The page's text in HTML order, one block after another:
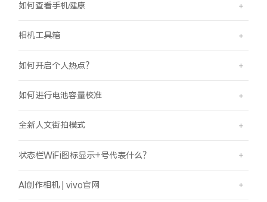
如何查看手机健康
相机工具箱
如何开启个人热点？
如何进行电池容量校准
全新人文街拍模式
状态栏WiFi图标显示+号代表什么？
AI创作相机 | vivo官网